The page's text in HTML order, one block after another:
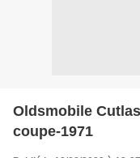
Oldsmobile
coupe-1971